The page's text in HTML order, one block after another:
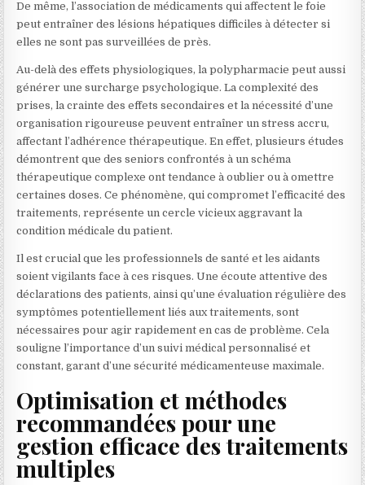
De même, l’association de médicaments qui affectent le foie
peut entraîner des lésions hépatiques difficiles à détecter si
elles ne sont pas surveillées de près.
Au-delà des effets physiologiques, la polypharmacie peut aussi
générer une surcharge psychologique. La complexité des
prises, la crainte des effets secondaires et la nécessité d’une
organisation rigoureuse peuvent entraîner un stress accru,
affectant l’adhérence thérapeutique. En effet, plusieurs études
démontrent que des seniors confrontés à un schéma
thérapeutique complexe ont tendance à oublier ou à omettre
certaines doses. Ce phénomène, qui compromet l’efficacité des
traitements, représente un cercle vicieux aggravant la
condition médicale du patient.
Il est crucial que les professionnels de santé et les aidants
soient vigilants face à ces risques. Une écoute attentive des
déclarations des patients, ainsi qu’une évaluation régulière des
symptômes potentiellement liés aux traitements, sont
nécessaires pour agir rapidement en cas de problème. Cela
souligne l’importance d’un suivi médical personnalisé et
constant, garant d’une sécurité médicamenteuse maximale.
Optimisation et méthodes
recommandées pour une
gestion efficace des traitements
multiples